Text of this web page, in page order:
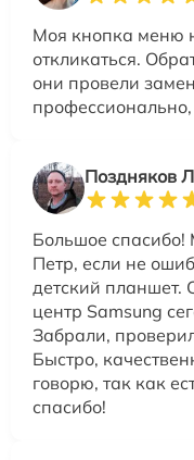
Моя кнопка меню
откликаться.
они провели
Поздняков
Большое спасибо!
Петр, если не
детский планшет.
центр Samsung
Забрали,
Быстро,
говорю, так как
спасибо!